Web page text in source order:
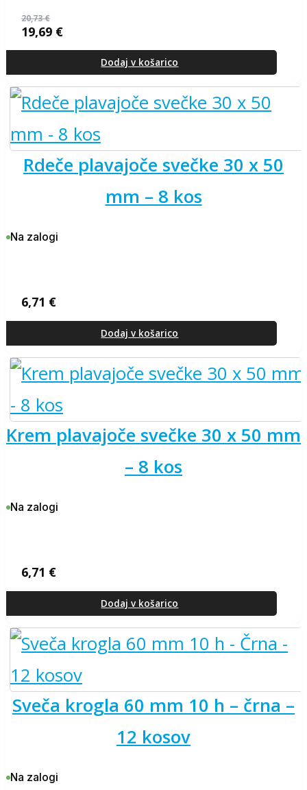
20,73€
cena
20,73 €.
19,69 €
cena
Dodaj v košarico
rdeče plavajoče svečke 30 x 50
mm – 8 kos
Na zalogi
6,71 €
Dodaj v košarico
krem plavajoče svečke 30 x 50 mm
– 8 kos
Na zalogi
6,71 €
Dodaj v košarico
sveča krogla 60 mm 10 h – črna –
12 kosov
Na zalogi